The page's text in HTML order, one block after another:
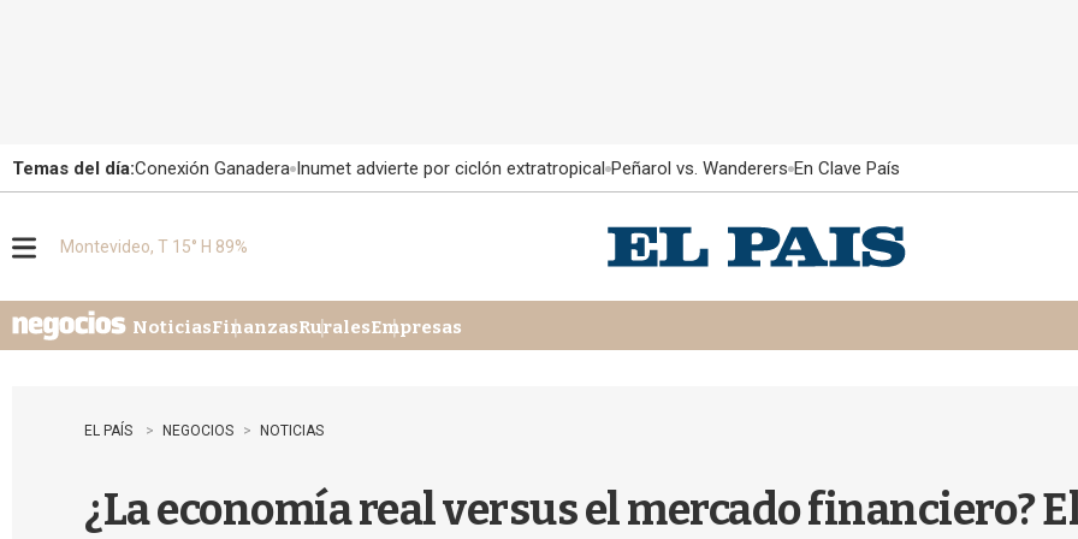
Temas del día:Conexión Ganadera Inumet advierte por ciclón extratropical Peñarol vs. Wanderers En Clave País
u
Montevideo, T 15° H 89%
NoticiasFinanzasRuralesEmpresas
EL PAÍS NEGOCIOS NOTICIAS
¿La economía real versus el mercado financiero?